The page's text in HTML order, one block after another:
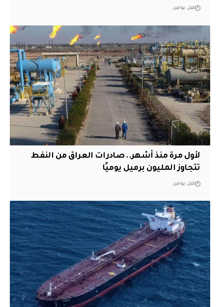
قبل يومين
لأول مرة منذ أشهر.. صادرات العراق من النفط
تتجاوز المليون برميل يوميًا
قبل يومين